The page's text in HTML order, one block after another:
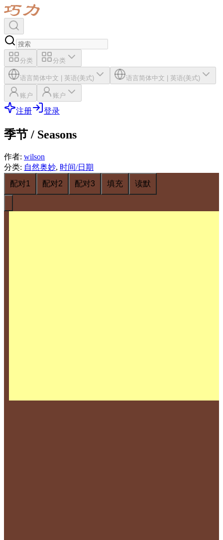
分类 分类
语言简体中文 | 英语(美式) 语言简体中文 | 英语(美式)
账户 账户
注册 登录
季节 / Seasons
作者: wilson
分类: 自然奥妙, 时间/日期
配对1
配对2 配对3 填充 读默